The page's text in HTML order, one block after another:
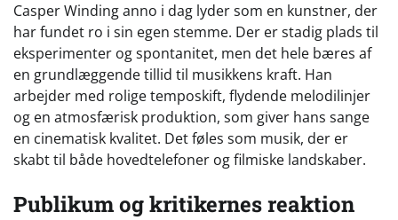
Casper Winding anno i dag lyder som en kunstner, der
har fundet ro i sin egen stemme. Der er stadig plads til
eksperimenter og spontanitet, men det hele bæres af
en grundlæggende tillid til musikkens kraft. Han
arbejder med rolige temposkift, flydende melodilinjer
og en atmosfærisk produktion, som giver hans sange
en cinematisk kvalitet. Det føles som musik, der er
skabt til både hovedtelefoner og filmiske landskaber.
Publikum og kritikernes reaktion